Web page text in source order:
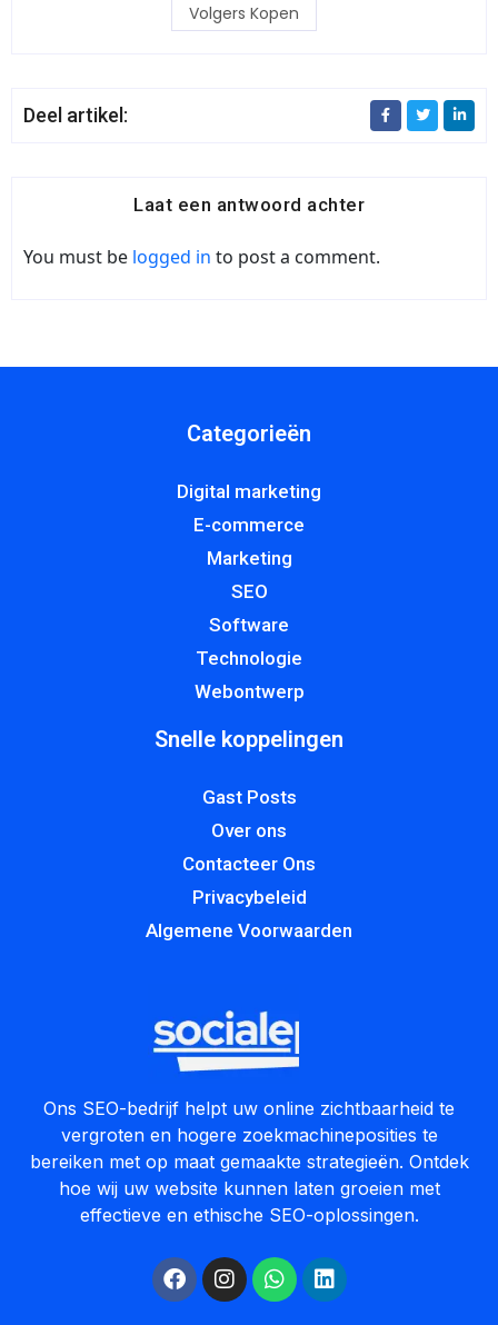
Volgers Kopen
Deel artikel:
Laat een antwoord achter
You must be logged in to post a comment.
Categorieën
Digital marketing
E-commerce
Marketing
SEO
Software
Technologie
Webontwerp
Snelle koppelingen
Gast Posts
Over ons
Contacteer Ons
Privacybeleid
Algemene Voorwaarden
Ons SEO-bedrijf helpt uw online zichtbaarheid te
vergroten en hogere zoekmachineposities te
bereiken met op maat gemaakte strategieën. Ontdek
hoe wij uw website kunnen laten groeien met
effectieve en ethische SEO-oplossingen.